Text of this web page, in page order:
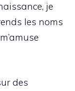
je
les noms
des